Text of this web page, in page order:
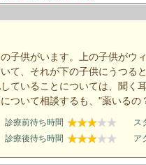
子供がいます。上の子供がウ
て、それが下の子供にうつ
ていることについては、聞く
ついて相談するも、"薬いる
診療前待ち時間
ス
診療後待ち時間 ア